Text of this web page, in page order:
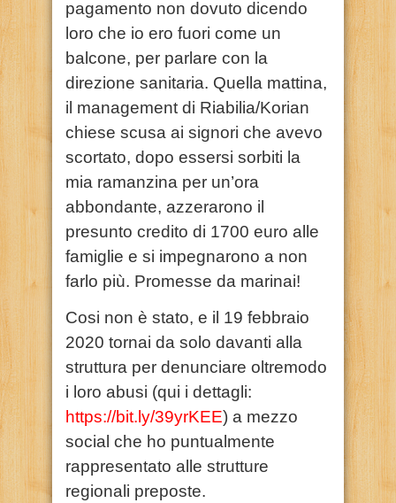
pagamento non dovuto dicendo
loro che io ero fuori come un
balcone, per parlare con la
direzione sanitaria. Quella mattina,
il management di Riabilia/Korian
chiese scusa ai signori che avevo
scortato, dopo essersi sorbiti la
mia ramanzina per un’ora
abbondante, azzerarono il
presunto credito di 1700 euro alle
famiglie e si impegnarono a non
farlo più. Promesse da marinai!
Cosi non è stato, e il 19 febbraio
2020 tornai da solo davanti alla
struttura per denunciare oltremodo
i loro abusi (qui i dettagli:
https://bit.ly/39yrKEE) a mezzo
social che ho puntualmente
rappresentato alle strutture
regionali preposte.